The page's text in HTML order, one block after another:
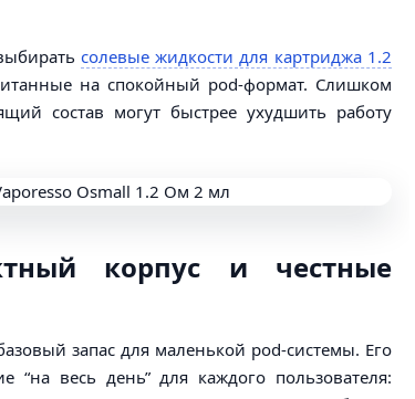
солевые жидкости для картриджа 1.2
на спокойный pod-формат. Слишком
состав могут быстрее ухудшить работу
корпус и честные
запас для маленькой pod-системы. Его
“на весь день” для каждого пользователя: